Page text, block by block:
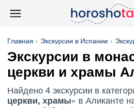
Главная Экскурсии в Испании
Экскурсии в
церкви и храмы
Найдено 4 экскурсии в
церкви, храмы» в Аликанте